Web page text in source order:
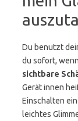
Du benutzt
du sofort,
sichtbare
Gerät innen
Einschalten
leichtes